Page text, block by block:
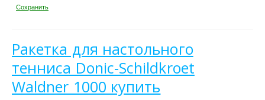
Сохранить
Ракетка для настольного
тенниса Donic-Schildkroet
Waldner 1000 купить